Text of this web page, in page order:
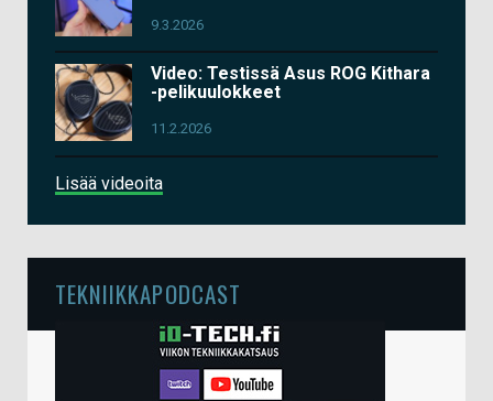
9.3.2026
Video: Testissä Asus ROG Kithara
-pelikuulokkeet
11.2.2026
Lisää videoita
TEKNIIKKAPODCAST